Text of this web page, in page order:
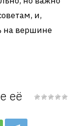
и,
на вершине
её